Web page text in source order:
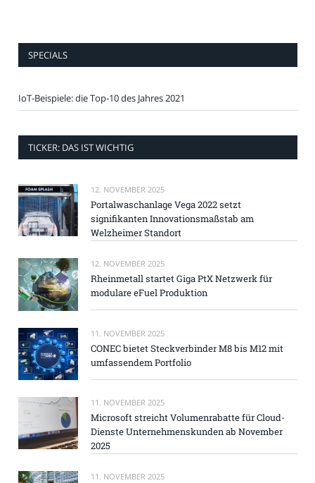
SPECIALS
IoT-Beispiele: die Top-10 des Jahres 2021
TICKER: DAS IST WICHTIG
12. NOVEMBER 2025
Portalwaschanlage Vega 2022 setzt
signifikanten Innovationsmaßstab am
Welzheimer Standort
12. NOVEMBER 2025
Rheinmetall startet Giga PtX Netzwerk für
modulare eFuel Produktion
11. NOVEMBER 2025
CONEC bietet Steckverbinder M8 bis M12 mit
umfassendem Portfolio
11. NOVEMBER 2025
Microsoft streicht Volumenrabatte für Cloud-
Dienste Unternehmenskunden ab November
2025
11. NOVEMBER 2025